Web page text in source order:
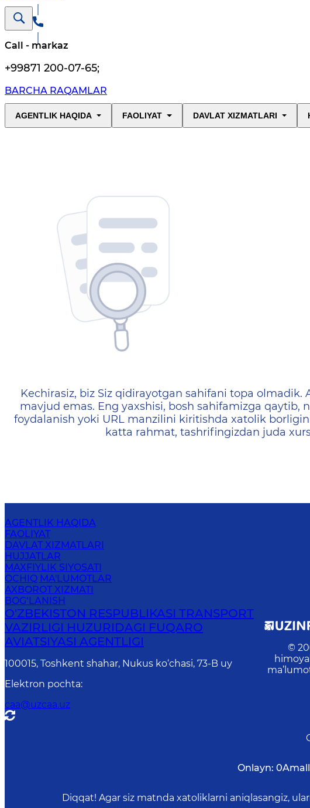
Call - markaz
+99871 200-07-65;
BARCHA RAQAMLAR
AGENTLIK HAQIDA FAOLIYAT DAVLAT XIZMATLARI
404 — Страница не найдена
Kechirasiz, biz Siz qidirayotgan sahifani topa olmadik.
mavjud emas. Eng yaxshisi, bosh sahifamizga qaytib,
foydalanish yoki URL manzilini kiritishda xatolik
katta rahmat, tashrifingizdan juda
AGENTLIK HAQIDA
FAOLIYAT
DAVLAT XIZMATLARI
HUJJATLAR
MAXFIYLIK SIYOSATI
OCHIQ MA'LUMOTLAR
AXBOROT XIZMATI
BOG‘LANISH
O'ZBEKISTON RESPUBLIKASI TRANSPORT
VAZIRLIGI HUZURIDAGI FUQARO
AVIATSIYASI AGENTLIGI
100015, Toshkent shahar, Nukus ko‘chasi, 73-B uу
Elektron pochta:
caa@uzcaa.uz
©
Onlayn: 0
Diqqat! Agar siz matnda xatoliklarni aniqlasangiz,